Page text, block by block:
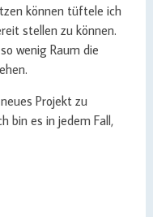
können tüftele ich
stellen zu können.
wenig Raum die
Projekt zu
bin es in jedem Fall,